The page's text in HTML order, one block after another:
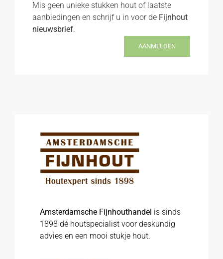
Mis geen unieke stukken hout of laatste
aanbiedingen en schrijf u in voor de Fijnhout
nieuwsbrief.
AANMELDEN
Amsterdamsche Fijnhouthandel is sinds
1898 dé houtspecialist voor deskundig
advies en een mooi stukje hout.